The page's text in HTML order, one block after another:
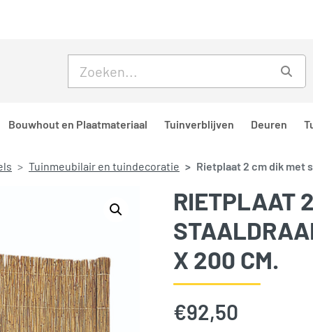
Bouwhout en Plaatmateriaal Tuinverblijven Deuren
Tuinmeubilair en tuindecoratie Rietplaat 2 cm dik met
RIETPLAAT
X 200 CM.
€92,50